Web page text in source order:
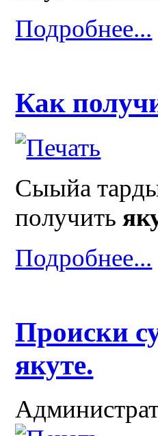
Подробнее...
Как
Сыыйа
получить
Подробнее...
Происки
якуте.